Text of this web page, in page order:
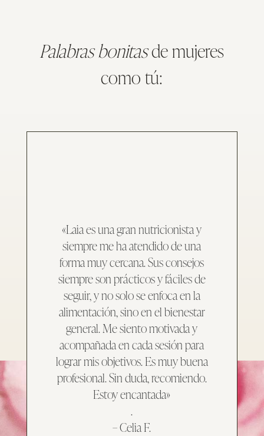
Palabras bonitasde mujeres
como tú:
«Laia es una gran nutricionista y
siempre me ha atendido de una
forma muy cercana. Sus consejos
siempre son prácticos y fáciles de
seguir, y no solo se enfoca en la
alimentación, sino en el bienestar
general. Me siento motivada y
acompañada en cada sesión para
lograr mis objetivos. Es muy buena
profesional. Sin duda, recomiendo.
Estoy encantada»
.
– Celia F.